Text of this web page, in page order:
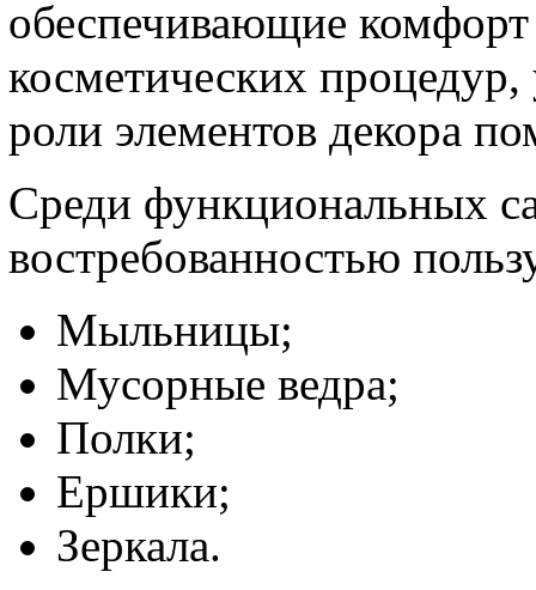
обеспечивающие
косметических
роли элементов декора
Среди функциональных
востребованностью
Мыльницы;
Мусорные ведра;
Полки;
Ершики;
Зеркала.